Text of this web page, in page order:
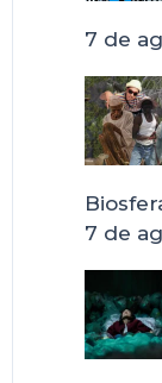
7 de
7 de